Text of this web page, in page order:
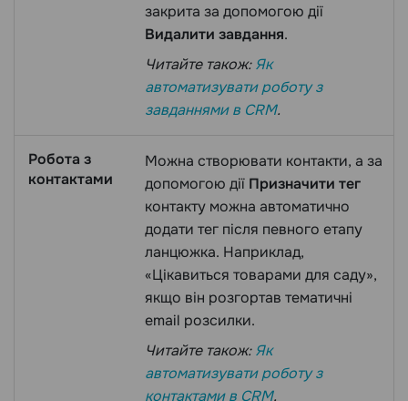
закрита за допомогою дії
Видалити завдання.
Читайте також:Як
автоматизувати роботу з
завданнями в CRM.
Робота з
контактами
Можна створювати контакти, а за
допомогою дії Призначити тег
контакту можна автоматично
додати тег після певного етапу
ланцюжка. Наприклад,
«Цікавиться товарами для саду»,
якщо він розгортав тематичні
email розсилки.
Читайте також:Як
автоматизувати роботу з
контактами в CRM.